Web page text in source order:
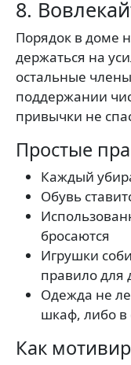
8.
Порядок в доме
держаться на
остальные
поддержании
привычки не
Простые
Каждый
Обувь
бросаются
Игрушки
правило для
Одежда не
шкаф, либо в
Как